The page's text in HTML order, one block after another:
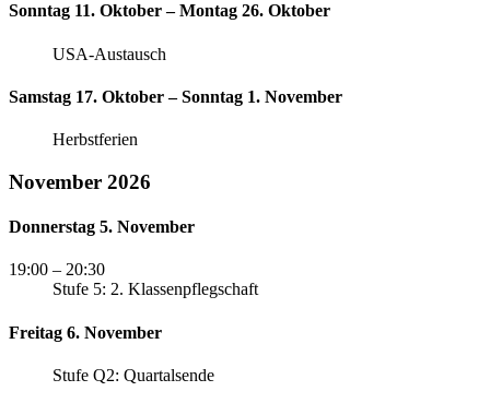
Sonntag 11. Oktober – Montag 26. Oktober
USA-Austausch
Samstag 17. Oktober – Sonntag 1. November
Herbstferien
November 2026
Donnerstag 5. November
19:00 – 20:30
Stufe 5: 2. Klassenpflegschaft
Freitag 6. November
Stufe Q2: Quartalsende